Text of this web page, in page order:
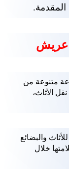
عريش
متنوعة من
الأثاث،
والبضائع
خلال